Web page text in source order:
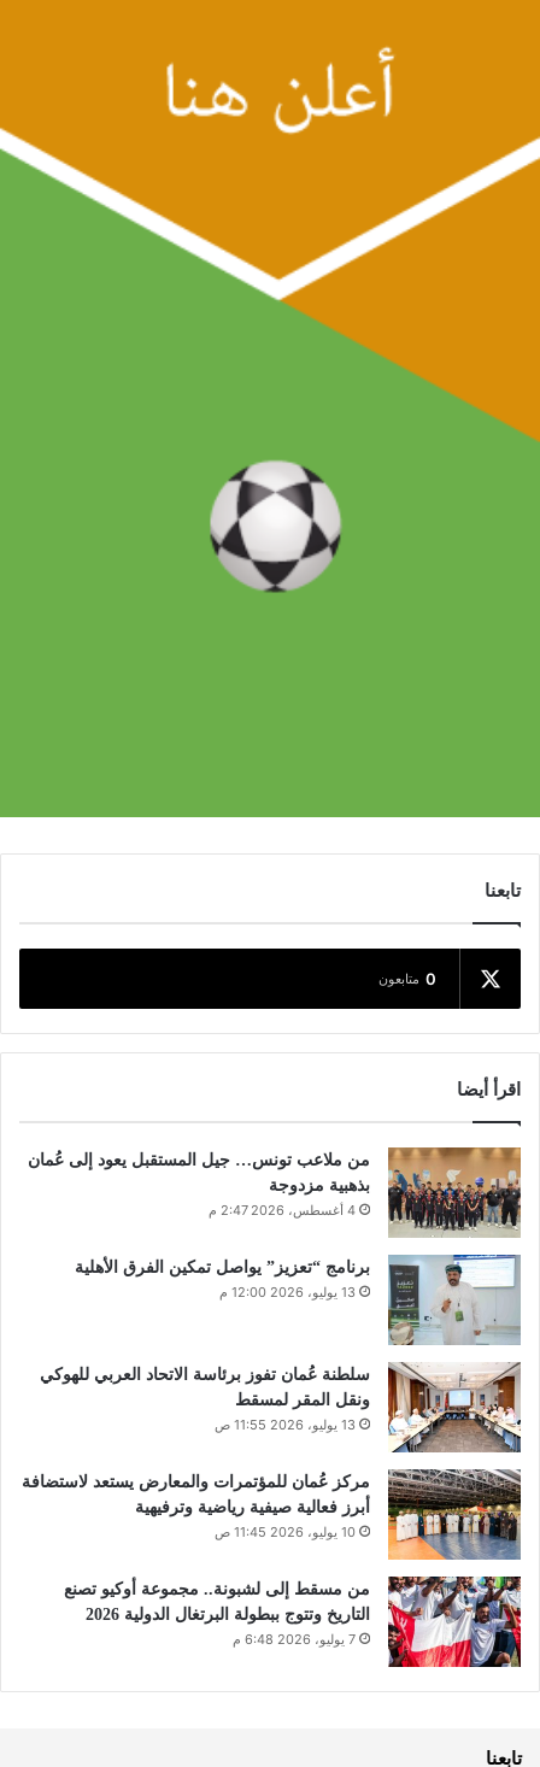
تابعنا
0 متابعون
اقرأ أيضا
من ملاعب تونس… جيل المستقبل يعود إلى عُمان
بذهبية مزدوجة
4 أغسطس، 2026 2:47 م
برنامج “تعزيز” يواصل تمكين الفرق الأهلية
13 يوليو، 2026 12:00 م
سلطنة عُمان تفوز برئاسة الاتحاد العربي للهوكي
ونقل المقر لمسقط
13 يوليو، 2026 11:55 ص
مركز عُمان للمؤتمرات والمعارض يستعد لاستضافة
أبرز فعالية صيفية رياضية وترفيهية
10 يوليو، 2026 11:45 ص
من مسقط إلى لشبونة.. مجموعة أوكيو تصنع
التاريخ وتتوج ببطولة البرتغال الدولية 2026
7 يوليو، 2026 6:48 م
تابعنا